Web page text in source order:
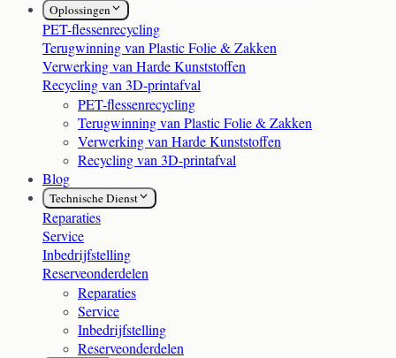
Oplossingen
PET-flessenrecycling
Terugwinning van Plastic Folie & Zakken
Verwerking van Harde Kunststoffen
Recycling van 3D-printafval
PET-flessenrecycling
Terugwinning van Plastic Folie & Zakken
Verwerking van Harde Kunststoffen
Recycling van 3D-printafval
Blog
Technische Dienst
Reparaties
Service
Inbedrijfstelling
Reserveonderdelen
Reparaties
Service
Inbedrijfstelling
Reserveonderdelen